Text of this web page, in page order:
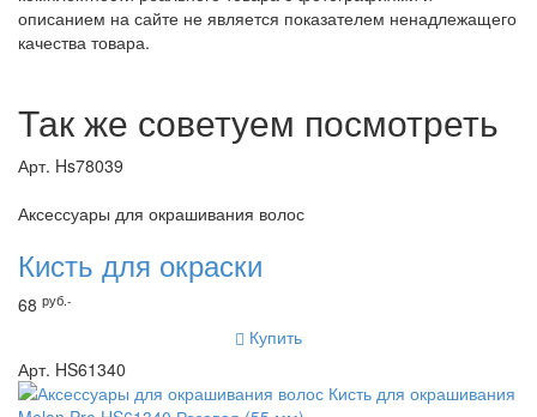
описанием на сайте не является показателем ненадлежащего
качества товара.
Так же советуем посмотреть
Арт. Hs78039
Аксессуары для окрашивания волос
Кисть для окраски
68 руб.-
Купить
Арт. HS61340